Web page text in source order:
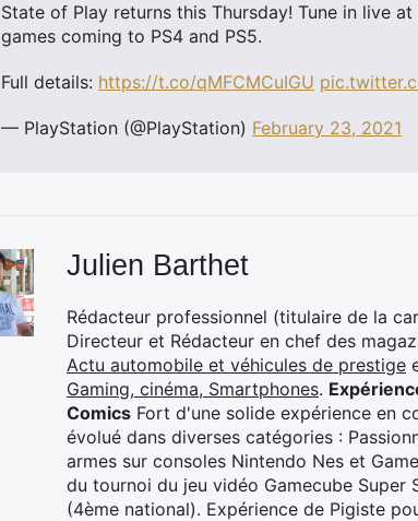
State of Play returns this Thursday! Tune in live
games coming to PS4 and PS5.
Full details: https://t.co/qMFCMCuIGU
— PlayStation (@PlayStation) February 23, 2021
Julien Barthet
Rédacteur professionnel (titulaire de la
Directeur et Rédacteur en chef des
Actu automobile et véhicules de prestige
Gaming, cinéma, Smartphones.
Comics Fort d'une solide expérience en
évolué dans diverses catégories :
armes sur consoles Nintendo Nes et
du tournoi du jeu vidéo Gamecube Super
(4ème national). Expérience de Pigiste